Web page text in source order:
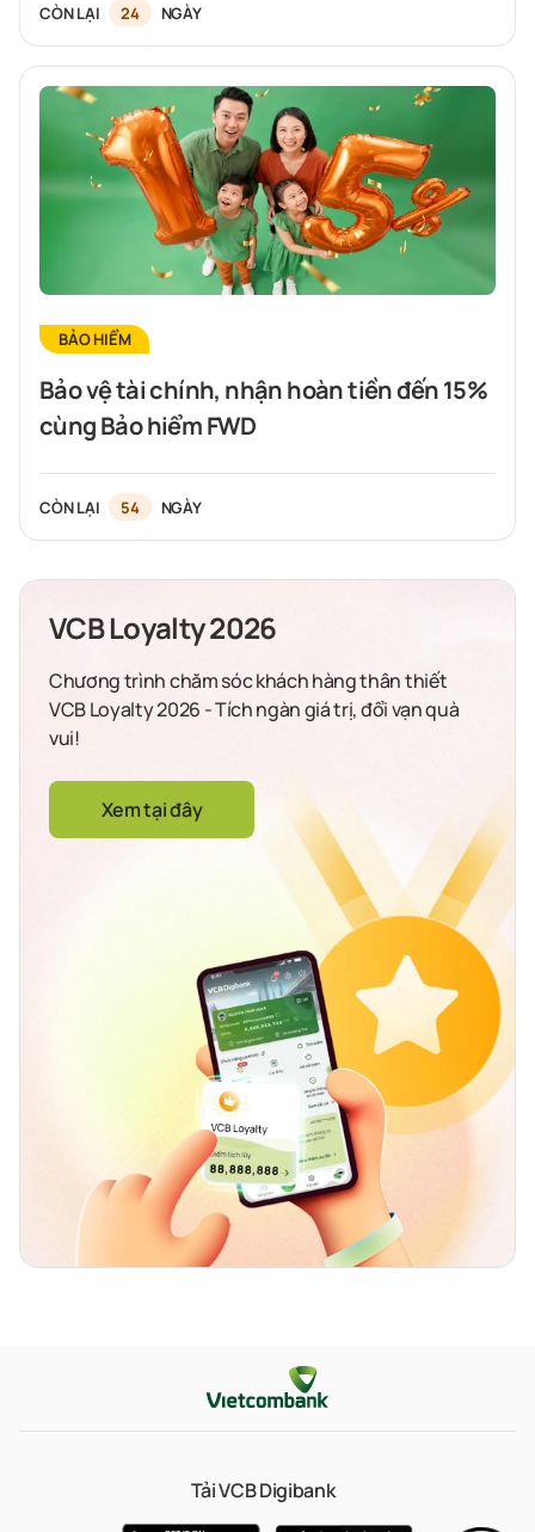
CÒN LẠI 24 NGÀY
BẢO HIỂM
Bảo vệ tài chính, nhận hoàn tiền đến 15%
cùng Bảo hiểm FWD
CÒN LẠI 54 NGÀY
VCB Loyalty 2026
Chương trình chăm sóc khách hàng thân thiết
VCB Loyalty 2026 - Tích ngàn giá trị, đổi vạn quà
vui!
Xem tại đây
Tải VCB Digibank